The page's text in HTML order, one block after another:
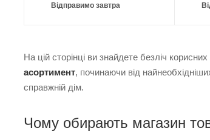
Відправимо завтра
На цій сторінці ви знайдете безліч
асортимент, починаючи від
справжній дім.
Чому обирають магазин